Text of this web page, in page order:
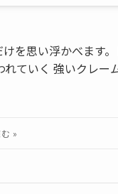
を思い浮かべます
ていく 強いクレ